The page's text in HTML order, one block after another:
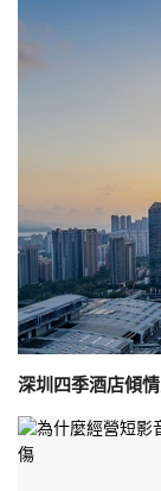
深圳四季酒店傾